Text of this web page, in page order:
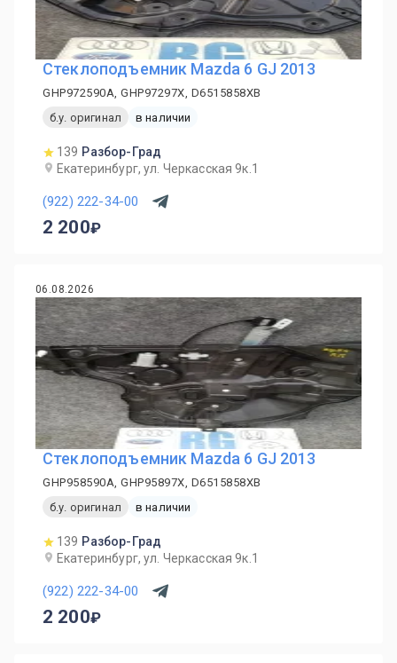
Стеклоподъемник Mazda 6 GJ 2013
GHP972590A, GHP97297X, D6515858XB
б.у. оригинал
в наличии
139 Разбор-Град
Екатеринбург, ул. Черкасская 9к.1
(922) 222-34-00
2 200
06.08.2026
Стеклоподъемник Mazda 6 GJ 2013
GHP958590A, GHP95897X, D6515858XB
б.у. оригинал
в наличии
139 Разбор-Град
Екатеринбург, ул. Черкасская 9к.1
(922) 222-34-00
2 200